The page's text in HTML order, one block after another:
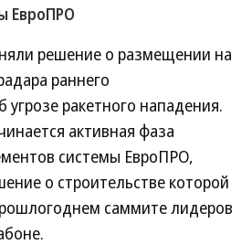
ЕвроПРО
решение о размещении на
раннего
ракетного нападения.
активная фаза
системы ЕвроПРО,
о строительстве которой
саммите лидеров